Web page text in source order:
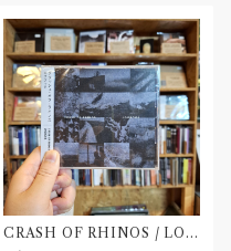
CRASH OF RHINOS / LOG